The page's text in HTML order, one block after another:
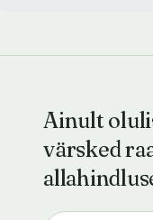
Ainult
värsked